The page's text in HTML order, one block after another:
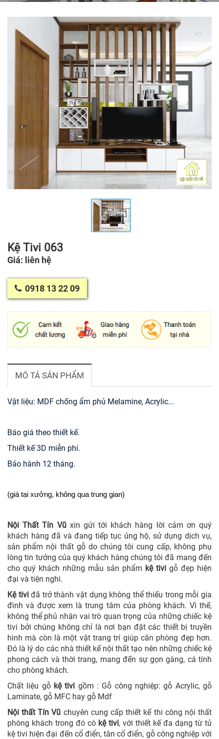
Kệ Tivi 063
Giá: liên hệ
0918 13 22 09
MÔ TẢ SẢN PHẨM
Vật liệu: MDF chống ẩm phủ Melamine, Acrylic...
Báo giá theo thiết kế.
Thiết kế 3D miễn phí.
Bảo hành 12 tháng.
(giá tại xưởng, không qua trung gian)
Nội Thất Tín Vũxin gửi tới khách hàng lời cảm ơn quý
khách hàng đã và đang tiếp tục ủng hộ, sử dụng dịch vụ,
sản phẩm nội thất gỗ do chúng tôi cung cấp, không phụ
lòng tin tưởng của quý khách hàng chúng tôi đã mang đến
cho quý khách những mẫu sản phẩm kệ tivi gỗ đẹp hiện
đại và tiện nghi.
Kệ tiviđã trở thành vật dụng không thể thiếu trong mỗi gia
đình và được xem là trung tâm của phòng khách. Vì thế,
không thể phủ nhận vai trò quan trọng của những chiếc kệ
tivi bởi chúng không chỉ là nơi bạn đặt các thiết bị truyền
hình mà còn là một vật trang trí giúp căn phòng đẹp hơn.
Đó là lý do các nhà thiết kế nội thất tạo nên những chiếc kệ
phong cách và thời trang, mang đến sự gọn gàng, cá tính
cho phòng khách.
Chất liệu gỗ kệ tivi gồm : Gỗ công nghiệp: gỗ Acrylic, gỗ
Laminate, gỗ MFC hay gỗ Mdf
Nội thất Tín Vũ chuyên cung cấp thiết kế thi công nội thất
phòng khách trong đó có kệ tivi, với thiết kế đa dạng từ tủ
kệ tivi hiện đại đến cổ điển, tân cổ điển, gỗ công nghiệp với